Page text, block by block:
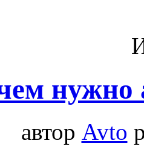
нужно
автор Avto